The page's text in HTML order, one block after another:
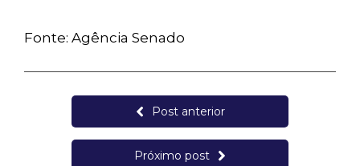
Fonte: Agência Senado
Post anterior
Próximo post